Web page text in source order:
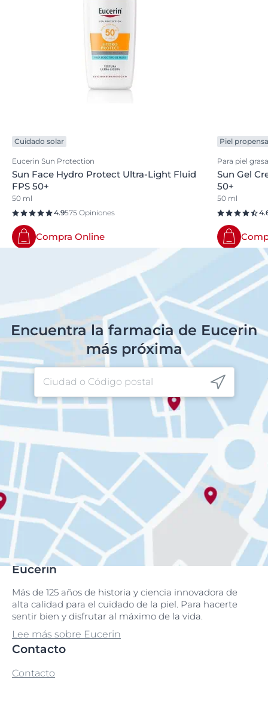
Cuidado solar
Eucerin Sun Protection
Sun Face Hydro Protect Ultra-Light Fluid
FPS 50+
50 ml
4.9575 Opiniones
Compra Online
Piel
Para piel
Sun Gel
50+
50 ml
Encuentra la farmacia de Eucerin
más próxima
Eucerin
Más de 125 años de historia y ciencia innovadora de
alta calidad para el cuidado de la piel. Para hacerte
sentir bien y disfrutar al máximo de la vida.
Lee más sobre Eucerin
Contacto
Contacto